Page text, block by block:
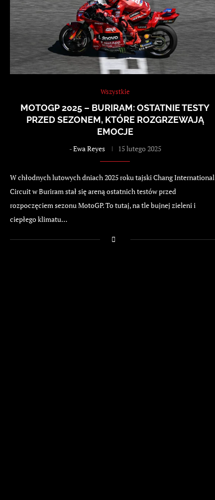
Wszystkie
MOTOGP 2025 – BURIRAM: OSTATNIE TESTY
PRZED SEZONEM, KTÓRE ROZGRZEWAJĄ
EMOCJE
-Ewa Reyes 15 lutego 2025
W chłodnych lutowych dniach 2025 roku tajski Chang International
Circuit w Buriram stał się areną ostatnich testów przed
rozpoczęciem sezonu MotoGP. To tutaj, na tle bujnej zieleni i
ciepłego klimatu…